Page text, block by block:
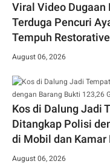
Viral Video Dugaan
Terduga Pencuri
Tempuh
August 06, 2026
Kos di Dalung Jadi
Ditangkap Polisi
di Mobil dan Kamar
August 06, 2026